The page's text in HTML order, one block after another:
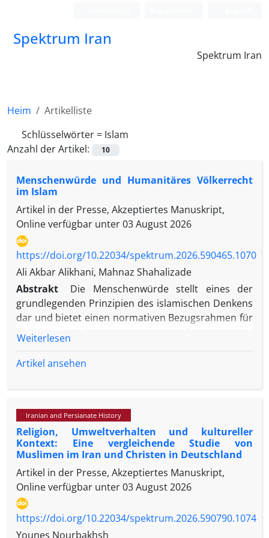
Spektrum Iran
Spektrum Iran
Heim
Artikelliste
Schlüsselwörter = Islam
Anzahl der Artikel:
10
Menschenwürde und Humanitäres Völkerrecht
im Islam
Artikel in der Presse, Akzeptiertes Manuskript,
Online verfügbar unter03 August 2026
https://doi.org/10.22034/spektrum.2026.590465.1070
Ali Akbar Alikhani, Mahnaz Shahalizade
Abstrakt
Die Menschenwürde stellt eines der
grundlegenden Prinzipien des islamischen Denkens
dar und bietet einen normativen Bezugsrahmen für
das Verständnis humanitärer Prinzipien in
Völkerrecht in der wissenschaftlichen Forschung
Zusammenhang zwischen Menschenwürde und
Geistestradition bislang nicht systematisch
untersucht worden. Diese Studie analysiert die
konzeptionellen Grundlagen der Menschenwürde,
identifiziert die wesentlichen humanitären Normen
in den islamischen Quellen und untersucht die
Beziehung zwischen diesen beiden Konzepten.
Mithilfe einer qualitativen Inhaltsanalyse und einer
historischen Analyse stützt sich die Untersuchung
auf den Koran, die prophetische Sunna, die Nahj al-
Weiterlesen
Artikel ansehen
Iranian and Persianate History
Religion, Umweltverhalten und kultureller
Kontext: Eine vergleichende Studie von
Muslimen im Iran und Christen in Deutschland
Artikel in der Presse, Akzeptiertes Manuskript,
Online verfügbar unter03 August 2026
https://doi.org/10.22034/spektrum.2026.590790.1074
Younes Nourbakhsh